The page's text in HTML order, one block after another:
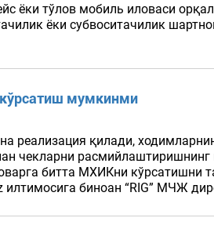
ёки тўлов мобиль иловаси
ёки субвоситачилик
мумкинми
реализация қилади,
чекларни
битта МХИКни
биноан “RIG” МЧЖ